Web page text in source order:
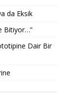
da Eksik
Bitiyor…”
Dair Bir